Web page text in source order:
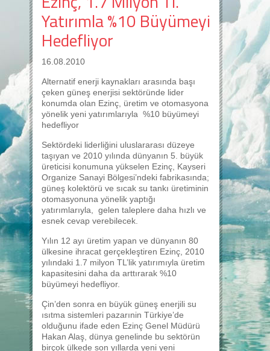
Yatırımla %10 Büyümeyi
Hedefliyor
16.08.2010
Alternatif enerji kaynakları arasında başı
çeken güneş enerjisi sektöründe lider
konumda olan Ezinç, üretim ve otomasyona
yönelik yeni yatırımlarıyla %10 büyümeyi
hedefliyor
Sektördeki liderliğini uluslararası düzeye
taşıyan ve 2010 yılında dünyanın 5. büyük
üreticisi konumuna yükselen Ezinç, Kayseri
Organize Sanayi Bölgesi’ndeki fabrikasında;
güneş kolektörü ve sıcak su tankı üretiminin
otomasyonuna yönelik yaptığı
yatırımlarıyla, gelen taleplere daha hızlı ve
esnek cevap verebilecek.
Yılın 12 ayı üretim yapan ve dünyanın 80
ülkesine ihracat gerçekleştiren Ezinç, 2010
yılındaki 1.7 milyon TL’lik yatırımıyla üretim
kapasitesini daha da arttırarak %10
büyümeyi hedefliyor.
Çin’den sonra en büyük güneş enerjili su
ısıtma sistemleri pazarınin Türkiye’de
olduğunu ifade eden Ezinç Genel Müdürü
Hakan Alaş, dünya genelinde bu sektörün
birçok ülkede son yıllarda yeni yeni